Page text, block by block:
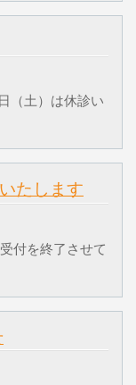
（土）は休診い
たします
付を終了させて